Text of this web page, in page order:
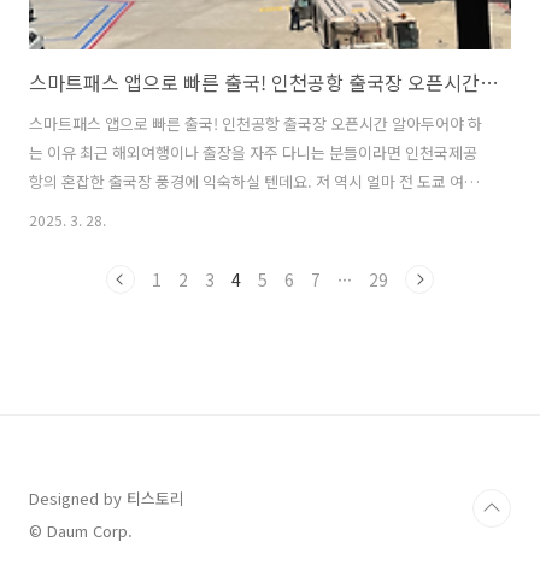
스마트패스 앱으로 빠른 출국! 인천공항 출국장 오픈시간 알아두어야 하는 이유
스마트패스 앱으로 빠른 출국! 인천공항 출국장 오픈시간 알아두어야 하
는 이유 최근 해외여행이나 출장을 자주 다니는 분들이라면 인천국제공
항의 혼잡한 출국장 풍경에 익숙하실 텐데요. 저 역시 얼마 전 도쿄 여행
을 가면서 인천공항을 이용할 때 스마트패스를 활용하여 출국 절차를 매
2줄은 사람이 많지만, 스마트패스를 사용하는 오른쪽 줄은 한산합니다.
2025. 3. 28.
1 2 3 4 5 6 7 ··· 29
Designed by 티스토리
© Daum Corp.